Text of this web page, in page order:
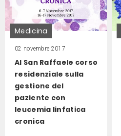
Medicina
02 novembre 2017
Al San Raffaele corso
residenziale sulla
gestione del
paziente con
leucemia linfatica
cronica